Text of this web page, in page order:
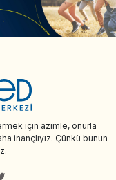
için azimle, onurla
inançlıyız. Çünkü bunun